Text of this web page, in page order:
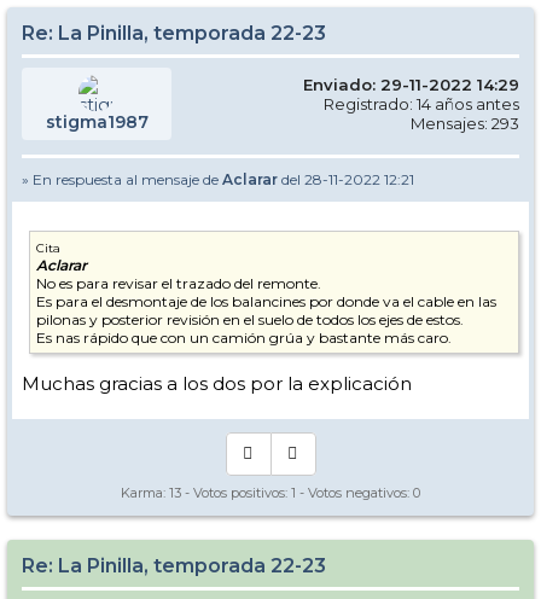
Re: La Pinilla, temporada 22-23
stigma1987
Enviado: 29-11-2022 14:29
Registrado: 14 años antes
Mensajes: 293
» En respuesta al mensaje de Aclarar del 28-11-2022 12:21
Cita
Aclarar
No es para revisar el trazado del remonte.
Es para el desmontaje de los balancines por donde va el cable en las
pilonas y posterior revisión en el suelo de todos los ejes de estos.
Es nas rápido que con un camión grúa y bastante más caro.
Muchas gracias a los dos por la explicación
Karma: 13 - Votos positivos: 1 - Votos negativos: 0
Re: La Pinilla, temporada 22-23